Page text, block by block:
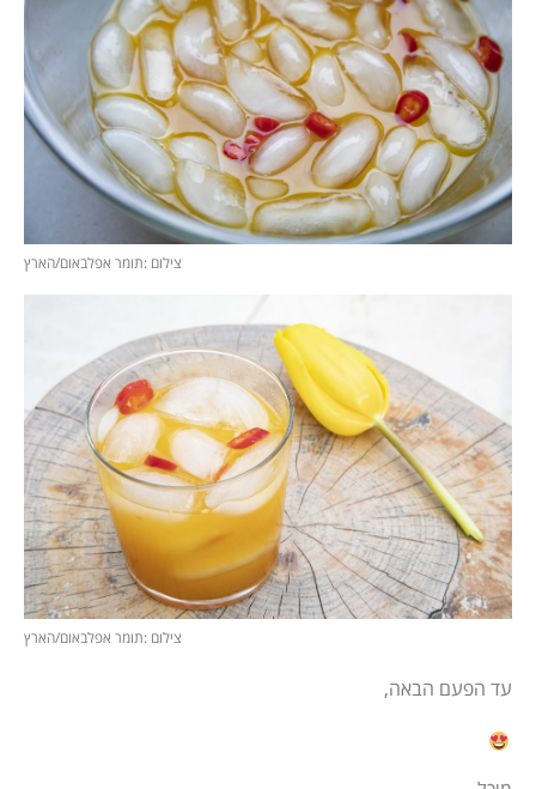
צילום :תומר אפלבאום/הארץ
צילום :תומר אפלבאום/הארץ
עד הפעם הבאה,